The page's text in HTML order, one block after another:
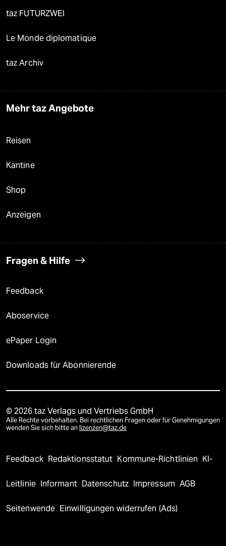
taz FUTURZWEI
Le Monde diplomatique
taz Archiv
Mehr taz Angebote
Reisen
Kantine
Shop
Anzeigen
Fragen & Hilfe
Feedback
Aboservice
ePaper Login
Downloads für Abonnierende
© 2026 taz Verlags und Vertriebs GmbH
Alle Rechte vorbehalten. Bei rechtlichen Fragen oder für Genehmigungen
wenden Sie sich bitte an lizenzen@taz.de
Feedback Redaktionsstatut Kommune-Richtlinien KI-
Leitlinie Informant Datenschutz Impressum AGB
Seitenwende Einwilligungen widerrufen (Ads)